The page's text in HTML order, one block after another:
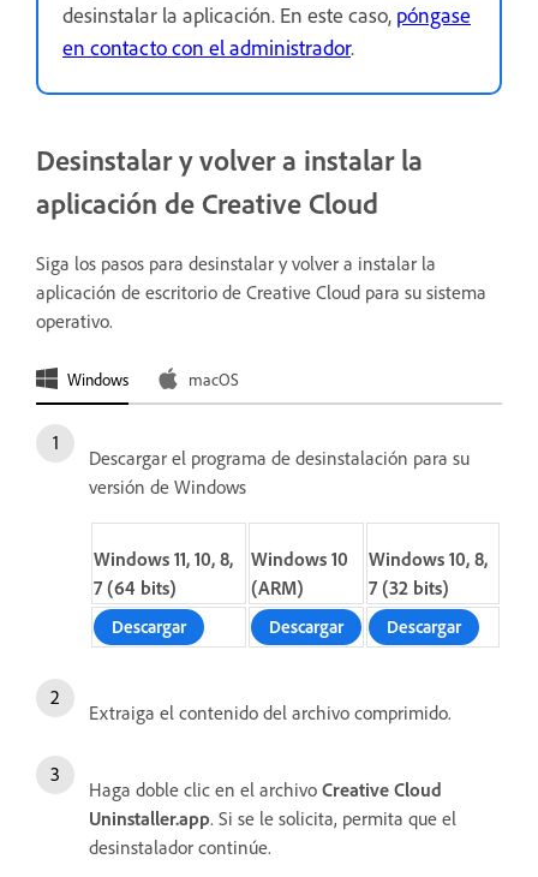
desinstalar la aplicación. En este caso, póngase
en contacto con el administrador.
Desinstalar y volver a instalar la
aplicación de Creative Cloud
Siga los pasos para desinstalar y volver a instalar la
aplicación de escritorio de Creative Cloud para su sistema
operativo.
Windows macOS
Descargar el programa de desinstalación para su
versión de Windows
Windows 11, 10, 8,
7 (64 bits)
Windows 10
(ARM)
Windows 10, 8,
7 (32 bits)
Descargar Descargar Descargar
Extraiga el contenido del archivo comprimido.
Haga doble clic en el archivo Creative Cloud
Uninstaller.app. Si se le solicita, permita que el
desinstalador continúe.